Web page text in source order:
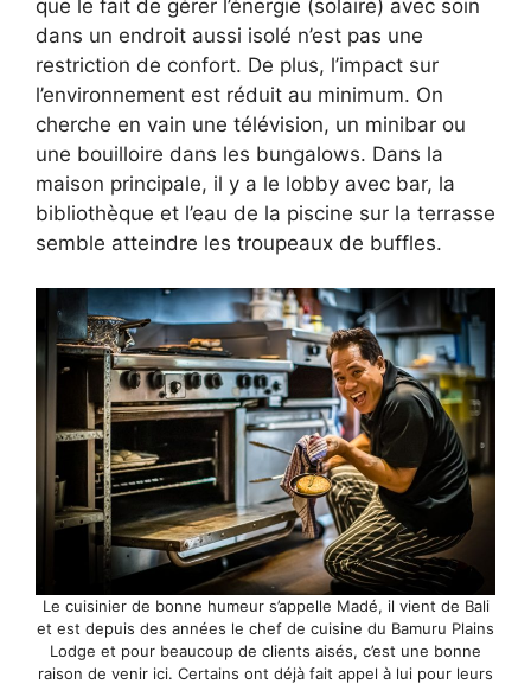
que le fait de gérer l’énergie (solaire) avec soin
dans un endroit aussi isolé n’est pas une
restriction de confort. De plus, l’impact sur
l’environnement est réduit au minimum. On
cherche en vain une télévision, un minibar ou
une bouilloire dans les bungalows. Dans la
maison principale, il y a le lobby avec bar, la
bibliothèque et l’eau de la piscine sur la terrasse
semble atteindre les troupeaux de buffles.
Le cuisinier de bonne humeur s’appelle Madé, il vient de Bali
et est depuis des années le chef de cuisine du Bamuru Plains
Lodge et pour beaucoup de clients aisés, c’est une bonne
raison de venir ici. Certains ont déjà fait appel à lui pour leurs